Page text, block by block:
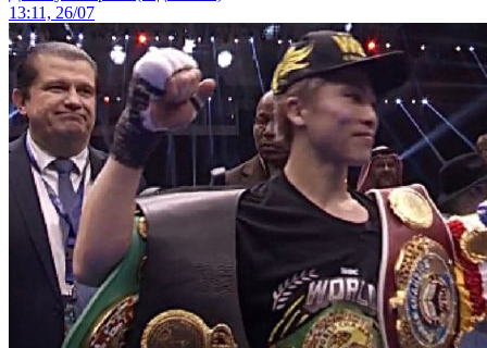
13:11, 26/07